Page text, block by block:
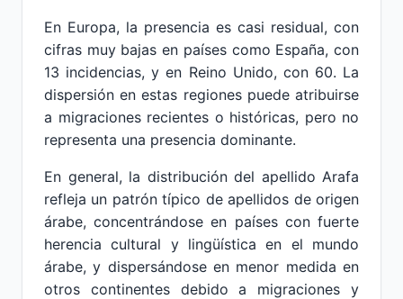
En Europa, la presencia es casi residual, con
cifras muy bajas en países como España, con
13 incidencias, y en Reino Unido, con 60. La
dispersión en estas regiones puede atribuirse
a migraciones recientes o históricas, pero no
representa una presencia dominante.
En general, la distribución del apellido Arafa
refleja un patrón típico de apellidos de origen
árabe, concentrándose en países con fuerte
herencia cultural y lingüística en el mundo
árabe, y dispersándose en menor medida en
otros continentes debido a migraciones y